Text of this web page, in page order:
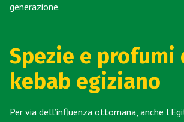
generazione.
Spezie e profumi
kebab egiziano
Per via dell’influenza ottomana, anche